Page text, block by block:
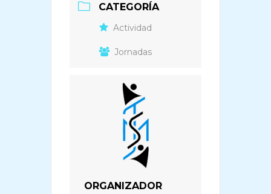
CATEGORÍA
Actividad
Jornadas
ORGANIZADOR